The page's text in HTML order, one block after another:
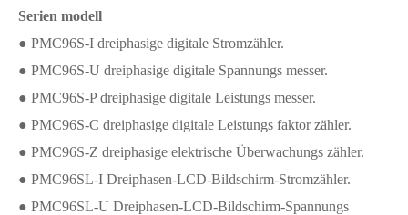
Serien modell
● PMC96S-I dreiphasige digitale Stromzähler.
● PMC96S-U dreiphasige digitale Spannungs messer.
● PMC96S-P dreiphasige digitale Leistungs messer.
● PMC96S-C dreiphasige digitale Leistungs faktor zähler.
● PMC96S-Z dreiphasige elektrische Überwachungs zähler.
● PMC96SL-I Dreiphasen-LCD-Bildschirm-Stromzähler.
● PMC96SL-U Dreiphasen-LCD-Bildschirm-Spannungs